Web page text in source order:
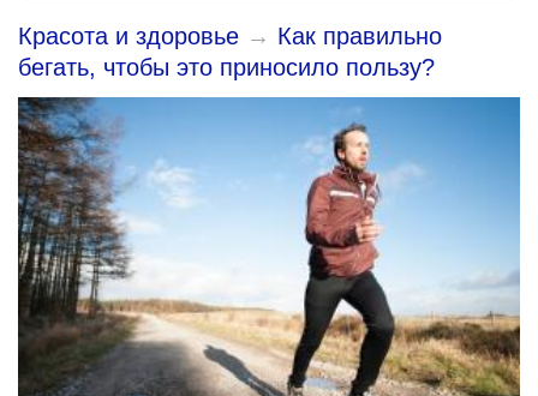
Красота и здоровье → Как правильно
бегать, чтобы это приносило пользу?